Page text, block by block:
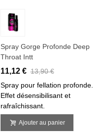
Spray Gorge Profonde Deep
Throat Intt
11,12 € 13,90 €
Spray pour fellation profonde.
Effet désensibilisant et
rafraîchissant.
Ajouter au panier